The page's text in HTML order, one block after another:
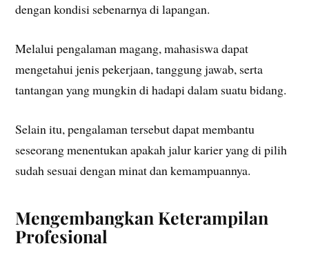
dengan kondisi sebenarnya di lapangan.
Melalui pengalaman magang, mahasiswa dapat
mengetahui jenis pekerjaan, tanggung jawab, serta
tantangan yang mungkin di hadapi dalam suatu bidang.
Selain itu, pengalaman tersebut dapat membantu
seseorang menentukan apakah jalur karier yang di pilih
sudah sesuai dengan minat dan kemampuannya.
Mengembangkan Keterampilan
Profesional